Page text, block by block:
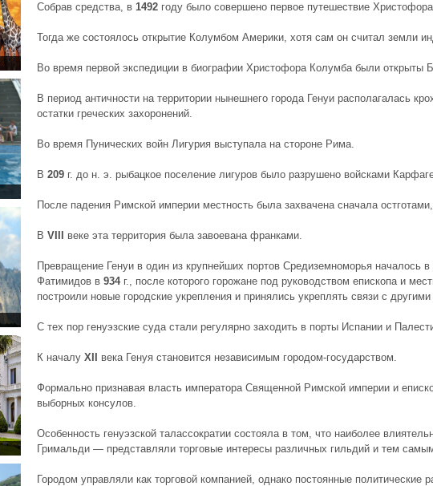
Собрав средства, в 1492 году было совершено первое путешествие
Тогда же состоялось открытие Колумбом Америки, хотя сам он считал земли
Во время первой экспедиции в биографии Христофора Колумба были открыты
В период античности на территории нынешнего города Генуи располагалась
остатки греческих захоронений.
Во время Пунических войн Лигурия выступала на стороне Рима.
В 209 г. до н. э. рыбацкое поселение лигуров было разрушено войсками
После падения Римской империи местность была захвачена сначала
В VIII веке эта территория была завоевана франками.
Превращение Генуи в один из крупнейших портов Средиземноморья началось в
Фатимидов в 934г., после которого горожане под руководством епископа и
построили новые городские укрепления и принялись укреплять связи с
С тех пор генуэзские суда стали регулярно заходить в порты Испании и
К началу XII века Генуя становится независимым городом-государством.
Формально признавая власть императора Священной Римской империи и
выборных консулов.
Особенность генуэзской талассократии состояла в том, что наиболее
Гримальди — представляли торговые интересы различных гильдий и тем
Городом управляли как торговой компанией, однако постоянные